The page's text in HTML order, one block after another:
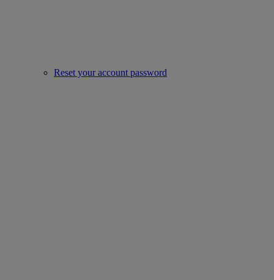
Reset your account password